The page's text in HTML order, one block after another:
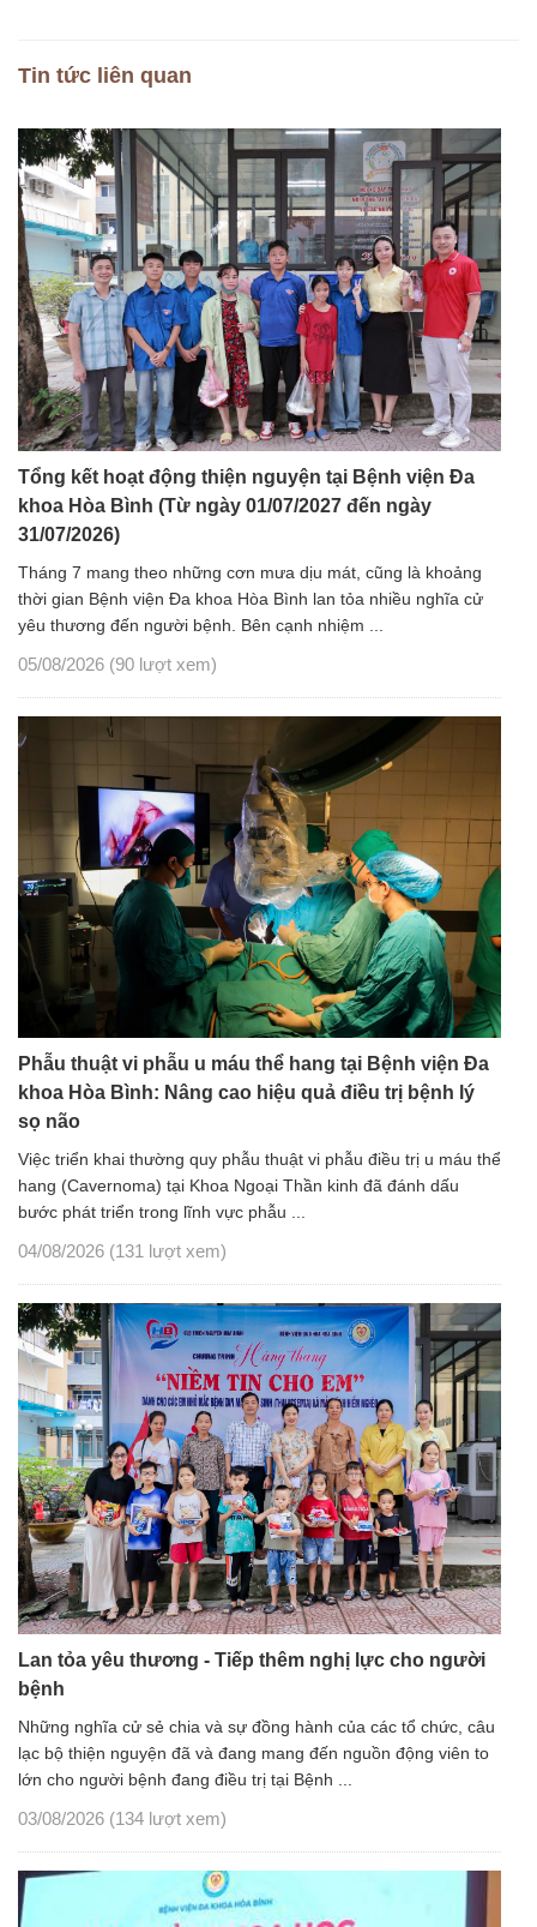
Tin tức liên quan
Tổng kết hoạt động thiện nguyện tại Bệnh viện Đa
khoa Hòa Bình (Từ ngày 01/07/2027 đến ngày
31/07/2026)
Tháng 7 mang theo những cơn mưa dịu mát, cũng là khoảng
thời gian Bệnh viện Đa khoa Hòa Bình lan tỏa nhiều nghĩa cử
yêu thương đến người bệnh. Bên cạnh nhiệm ...
05/08/2026 (90 lượt xem)
Phẫu thuật vi phẫu u máu thể hang tại Bệnh viện Đa
khoa Hòa Bình: Nâng cao hiệu quả điều trị bệnh lý
sọ não
Việc triển khai thường quy phẫu thuật vi phẫu điều trị u máu thể
hang (Cavernoma) tại Khoa Ngoại Thần kinh đã đánh dấu
bước phát triển trong lĩnh vực phẫu ...
04/08/2026 (131 lượt xem)
Lan tỏa yêu thương - Tiếp thêm nghị lực cho người
bệnh
Những nghĩa cử sẻ chia và sự đồng hành của các tổ chức, câu
lạc bộ thiện nguyện đã và đang mang đến nguồn động viên to
lớn cho người bệnh đang điều trị tại Bệnh ...
03/08/2026 (134 lượt xem)